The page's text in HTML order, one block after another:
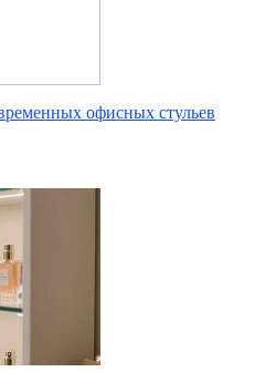
офисных стульев